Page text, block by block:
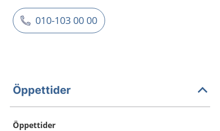
010-103 00 00
Öppettider
Öppettider